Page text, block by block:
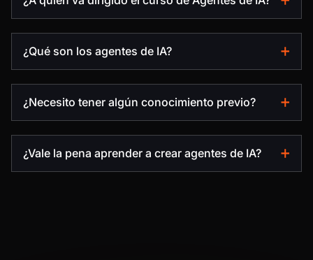
¿Qué son los agentes de IA?
¿Necesito tener algún conocimiento previo?
¿Vale la pena aprender a crear agentes de IA?